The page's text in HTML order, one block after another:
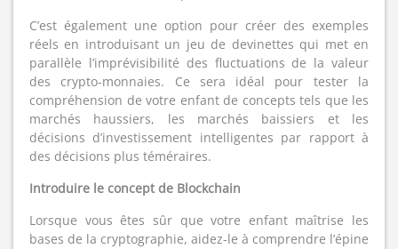
C’est également une option pour créer des exemples
réels en introduisant un jeu de devinettes qui met en
parallèle l’imprévisibilité des fluctuations de la valeur
des crypto-monnaies. Ce sera idéal pour tester la
compréhension de votre enfant de concepts tels que les
marchés haussiers, les marchés baissiers et les
décisions d’investissement intelligentes par rapport à
des décisions plus téméraires.
Introduire le concept de Blockchain
Lorsque vous êtes sûr que votre enfant maîtrise les
bases de la cryptographie, aidez-le à comprendre l’épine